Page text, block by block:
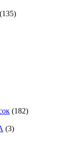
(135)
(182)
(3)